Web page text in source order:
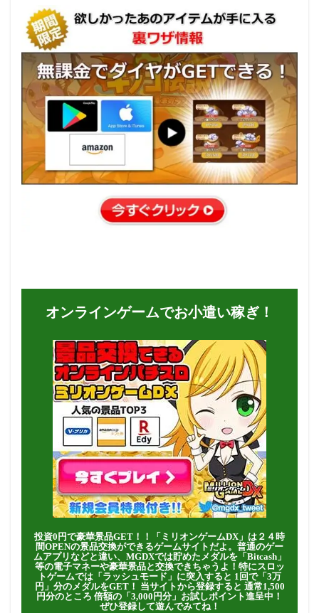
オンラインゲームでお小遣い稼ぎ！
投資0円で豪華景品GET！！「ミリオンゲームDX」は２４時
間OPENの景品交換ができるゲームサイトだよ。普通のゲー
ムアプリなどと違い、MGDXでは貯めたメダルを「Bitcash」
等の電子マネーや豪華景品と交換できちゃうよ！特にスロッ
トゲームでは「ラッシュモード」に突入すると 1回で「3万
円」分のメダルをGET！ 当サイトから登録すると 通常1,500
円分のところ 倍額の「3,000円分」お試しポイント進呈中！
ぜひ登録して遊んでみてね！